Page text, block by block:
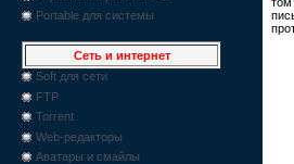
Portable для системы
Сеть и интернет
Soft для сети
FTP
Torrent
Web-редакторы
Аватары и смайлы